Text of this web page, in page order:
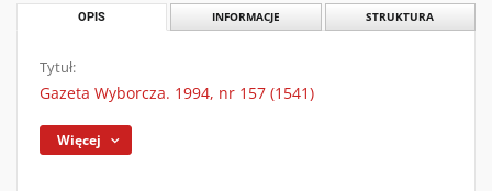
OPIS INFORMACJE STRUKTURA
Tytuł:
Gazeta Wyborcza. 1994, nr 157 (1541)
Więcej